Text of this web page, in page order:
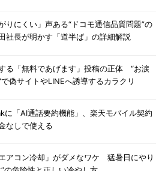
りにくい」声ある“ドコモ通信品質問題”の
長が明かす「道半ば」の詳細解説
る「無料であげます」投稿の正体 “お涙
偽サイトやLINEへ誘導するカラクリ
に「AI通話要約機能」、楽天モバイル契約
なしで使える
アコン冷却」がダメなワケ 猛暑日にやり